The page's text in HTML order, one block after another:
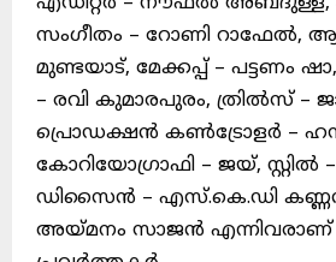
സംഗീതം – റോണി റാഫേൽ,
മുണ്ടയാട്, മേക്കപ്പ് – പട്ടണം
– രവി കുമാരപുരം, ത്രിൽസ്
പ്രൊഡക്ഷൻ കൺട്രോളർ –
കോറിയോഗ്രാഫി – ജയ്, സ്റ്റിൽ
ഡിസൈൻ – എസ്.കെ.ഡി
അയ്മനം സാജൻ എന്നിവരാണ്